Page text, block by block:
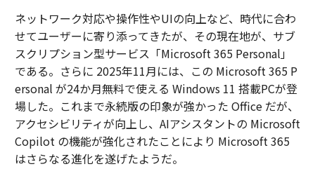
ネットワーク対応や操作性やUIの向上など、時代に合わ
せてユーザーに寄り添ってきたが、その現在地が、サブ
スクリプション型サービス「Microsoft 365 Personal」
である。さらに 2025年11月には、この Microsoft 365 P
ersonal が24か月無料で使える Windows 11 搭載PCが登
場した。これまで永続版の印象が強かった Office だが、
アクセシビリティが向上し、AIアシスタントの Microsoft
Copilot の機能が強化されたことにより Microsoft 365
はさらなる進化を遂げたようだ。